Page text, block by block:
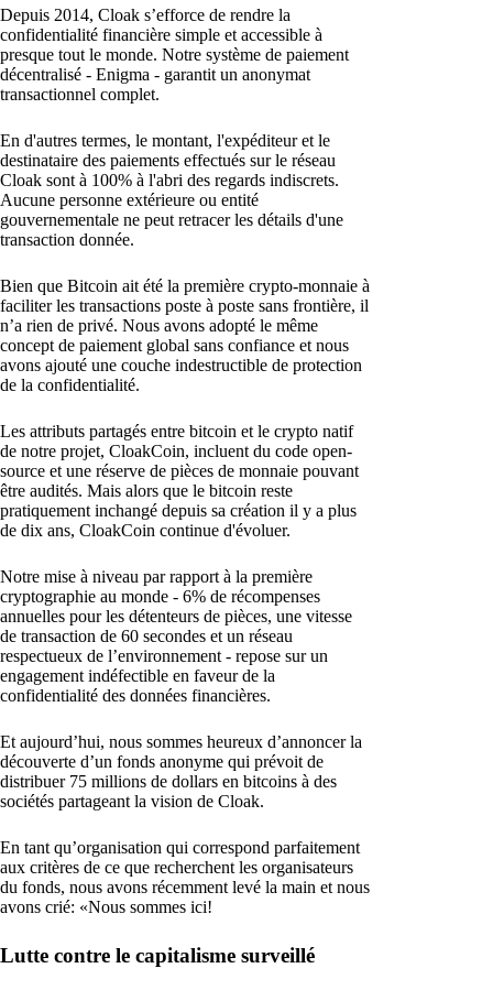
Depuis 2014, Cloak s’efforce de rendre la
confidentialité financière simple et accessible à
presque tout le monde. Notre système de paiement
décentralisé - Enigma - garantit un anonymat
transactionnel complet.
En d'autres termes, le montant, l'expéditeur et le
destinataire des paiements effectués sur le réseau
Cloak sont à 100% à l'abri des regards indiscrets.
Aucune personne extérieure ou entité
gouvernementale ne peut retracer les détails d'une
transaction donnée.
Bien que Bitcoin ait été la première crypto-monnaie à
faciliter les transactions poste à poste sans frontière, il
n’a rien de privé. Nous avons adopté le même
concept de paiement global sans confiance et nous
avons ajouté une couche indestructible de protection
de la confidentialité.
Les attributs partagés entre bitcoin et le crypto natif
de notre projet, CloakCoin, incluent du code open-
source et une réserve de pièces de monnaie pouvant
être audités. Mais alors que le bitcoin reste
pratiquement inchangé depuis sa création il y a plus
de dix ans, CloakCoin continue d'évoluer.
Notre mise à niveau par rapport à la première
cryptographie au monde - 6% de récompenses
annuelles pour les détenteurs de pièces, une vitesse
de transaction de 60 secondes et un réseau
respectueux de l’environnement - repose sur un
engagement indéfectible en faveur de la
confidentialité des données financières.
Et aujourd’hui, nous sommes heureux d’annoncer la
découverte d’un fonds anonyme qui prévoit de
distribuer 75 millions de dollars en bitcoins à des
sociétés partageant la vision de Cloak.
En tant qu’organisation qui correspond parfaitement
aux critères de ce que recherchent les organisateurs
du fonds, nous avons récemment levé la main et nous
avons crié: «Nous sommes ici!
Lutte contre le capitalisme surveillé